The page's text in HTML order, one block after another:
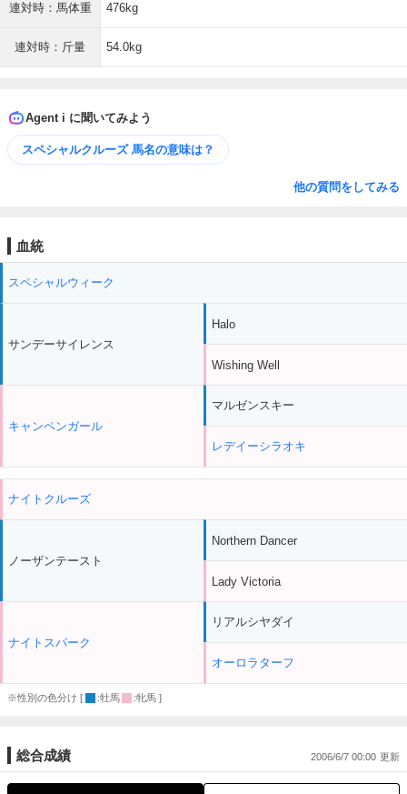
連対時：馬体重 476kg
連対時：斤量 54.0kg
Agent i に聞いてみよう
スペシャルクルーズ 馬名の意味は？
他の質問をしてみる
血統
スペシャルウィーク
サンデーサイレンス
キャンペンガール
Halo
Wishing Well
マルゼンスキー
レデイーシラオキ
ナイトクルーズ
ノーザンテースト
ナイトスパーク
Northern Dancer
Lady Victoria
リアルシヤダイ
オーロラターフ
※性別の色分け [ :牡馬 :牝馬 ]
総合成績 2006/6/7 00:00